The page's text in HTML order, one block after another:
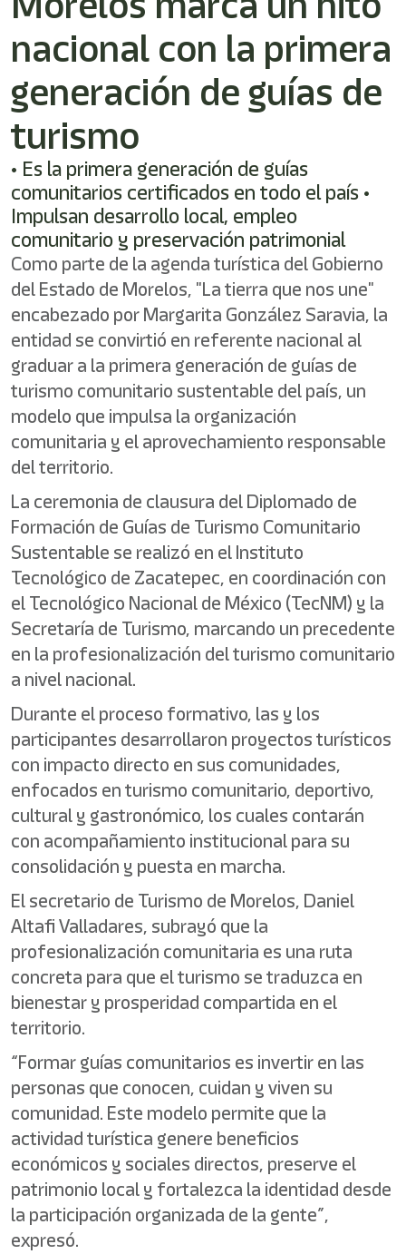
nacional con la primera
generación de guías de
turismo
• Es la primera generación de guías
comunitarios certificados en todo el país •
Impulsan desarrollo local, empleo
comunitario y preservación patrimonial
Como parte de la agenda turística del Gobierno
del Estado de Morelos, "La tierra que nos une"
encabezado por Margarita González Saravia, la
entidad se convirtió en referente nacional al
graduar a la primera generación de guías de
turismo comunitario sustentable del país, un
modelo que impulsa la organización
comunitaria y el aprovechamiento responsable
del territorio.
La ceremonia de clausura del Diplomado de
Formación de Guías de Turismo Comunitario
Sustentable se realizó en el Instituto
Tecnológico de Zacatepec, en coordinación con
el Tecnológico Nacional de México (TecNM) y la
Secretaría de Turismo, marcando un precedente
en la profesionalización del turismo comunitario
a nivel nacional.
Durante el proceso formativo, las y los
participantes desarrollaron proyectos turísticos
con impacto directo en sus comunidades,
enfocados en turismo comunitario, deportivo,
cultural y gastronómico, los cuales contarán
con acompañamiento institucional para su
consolidación y puesta en marcha.
El secretario de Turismo de Morelos, Daniel
Altafi Valladares, subrayó que la
profesionalización comunitaria es una ruta
concreta para que el turismo se traduzca en
bienestar y prosperidad compartida en el
territorio.
“Formar guías comunitarios es invertir en las
personas que conocen, cuidan y viven su
comunidad. Este modelo permite que la
actividad turística genere beneficios
económicos y sociales directos, preserve el
patrimonio local y fortalezca la identidad desde
la participación organizada de la gente”,
expresó.